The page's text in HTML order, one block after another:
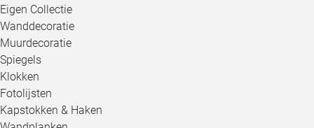
Eigen Collectie
Wanddecoratie
Muurdecoratie
Spiegels
Klokken
Fotolijsten
Kapstokken & Haken